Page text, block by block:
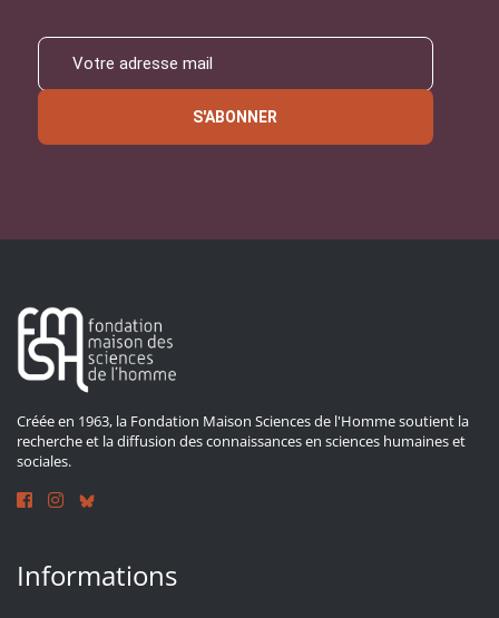
S'ABONNER
Créée en 1963, la Fondation Maison Sciences de l'Homme soutient la
recherche et la diffusion des connaissances en sciences humaines et
sociales.
Informations